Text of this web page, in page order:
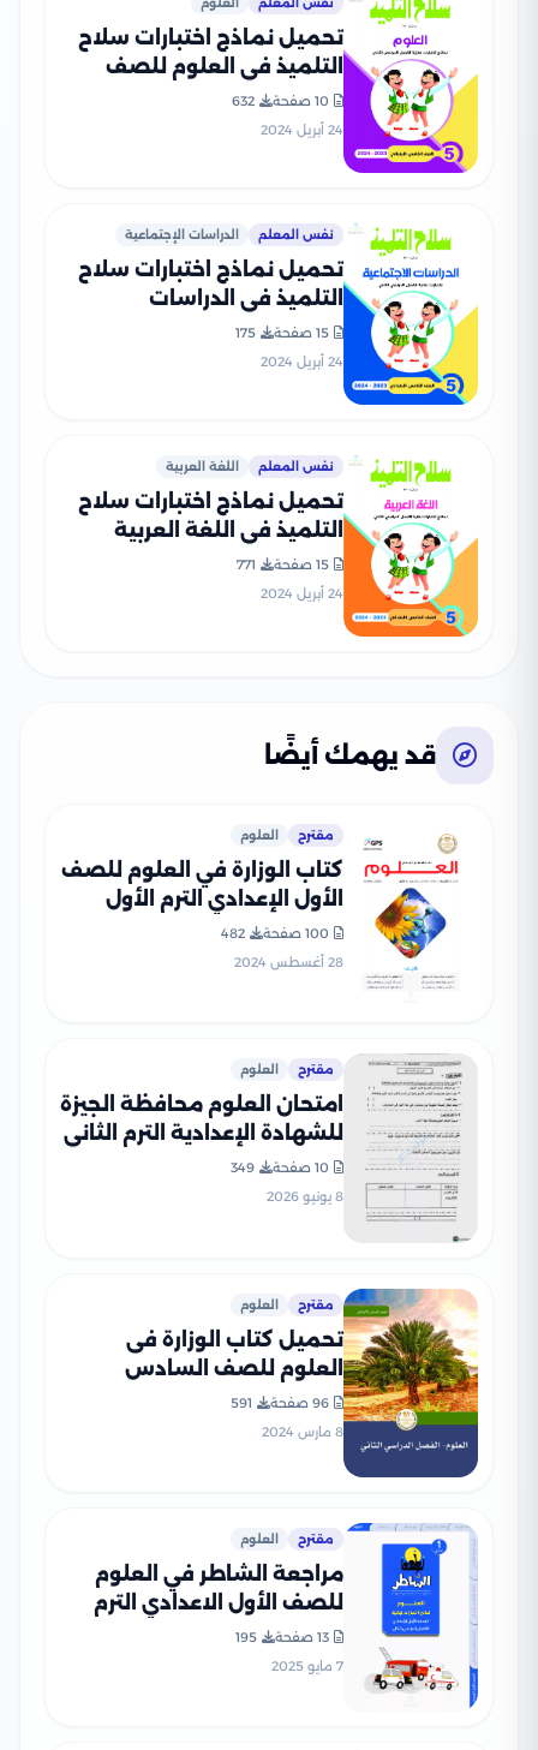
نفس المعلم العلوم
تحميل نماذج اختبارات سلاح
التلميذ في العلوم للصف
الخامس الابتدائي مع إجاباتها
النموذجية
10 صفحة
632
24 أبريل 2024
نفس المعلم الدراسات الإجتماعية
تحميل نماذج اختبارات سلاح
التلميذ في الدراسات
الاجتماعية للصف الخامس
الابتدائي مع إجاباتها
15 صفحة
175
24 أبريل 2024
نفس المعلم اللغة العربية
تحميل نماذج اختبارات سلاح
التلميذ في اللغة العربية
للصف الخامس الابتدائي مع
إجاباتها النموذجية
15 صفحة
771
24 أبريل 2024
قد يهمك أيضًا
مقترح العلوم
كتاب الوزارة في العلوم للصف
الأول الإعدادي الترم الأول
2025 بصيغة PDF
100 صفحة
482
28 أغسطس 2024
مقترح العلوم
امتحان العلوم محافظة الجيزة
للشهادة الإعدادية الترم الثاني
2026 مع نموذج إجابة مقترح
PDF
10 صفحة
349
8 يونيو 2026
مقترح العلوم
تحميل كتاب الوزارة فى
العلوم للصف السادس
المنهج الجديد بصيغة PDF
96 صفحة
591
8 مارس 2024
مقترح العلوم
مراجعة الشاطر في العلوم
للصف الأول الاعدادي الترم
الثاني 2025 PDF بالاجابات
13 صفحة
195
7 مايو 2025